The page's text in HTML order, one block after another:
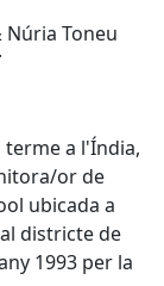
Núria Toneu
a l'Índia,
or de
ubicada a
districte de
1993 per la